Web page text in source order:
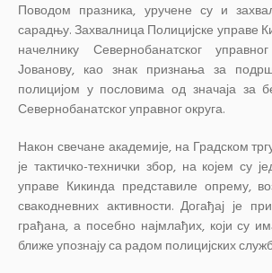
Поводом празника, уручене су и
сарадњу. Захвалница Полицијске управе
начелнику Севернобанатског
Јованову, као знак признања за
полицијом у пословима од значаја за
Севернобанатског управног округа.
Након свечане академије, на Градском
је тактичко-технички збор, на којем су
управе Кикинда представиле опрему,
свакодневних активности. Догађај је
грађана, а посебно најмлађих, који су
ближе упознају са радом полицијских